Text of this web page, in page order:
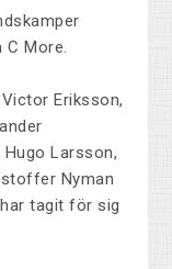
More.
Eriksson,
Larsson,
Nyman
tagit för sig